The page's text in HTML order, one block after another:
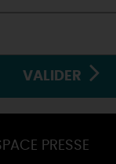
VALIDER
PRESSE